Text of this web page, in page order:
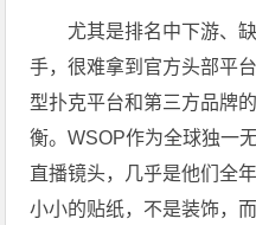
尤其是排名中下游、
手，很难拿到官方头部平
型扑克平台和第三方品牌
衡。WSOP作为全球独一
直播镜头，几乎是他们全
小小的贴纸，不是装饰，